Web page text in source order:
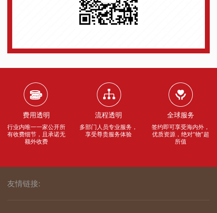
费用透明
行业内唯一一家公开所
有收费细节，且承诺无
额外收费
流程透明
多部门人员专业服务，
享受尊贵服务体验
全球服务
签约即可享受海内外，
优质资源，绝对“物”超
所值
友情链接: